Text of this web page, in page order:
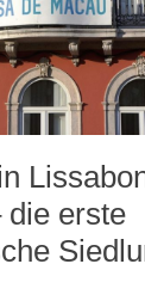
die erste